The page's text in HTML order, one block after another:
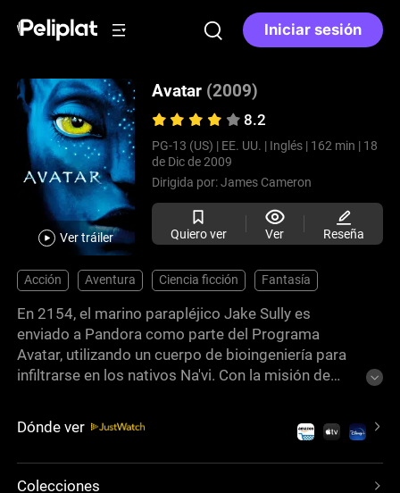
Iniciar sesión
Ver tráiler
Avatar (2009)
8.2
PG-13 (US) | EE. UU. | Inglés | 162 min | 18
de Dic de 2009
Dirigida por:James Cameron
Quiero ver Ver Reseña
Acción Aventura Ciencia ficción Fantasía
En 2154, el marino parapléjico Jake Sully es
enviado a Pandora como parte del Programa
Avatar, utilizando un cuerpo de bioingeniería para
infiltrarse en los nativos Na'vi. Con la misión de
despiadada, se une a la tribu. Mientras las fuerzas
corporativas amenazan la supervivencia del
defender su nuevo hogar.
Dónde ver
Colecciones